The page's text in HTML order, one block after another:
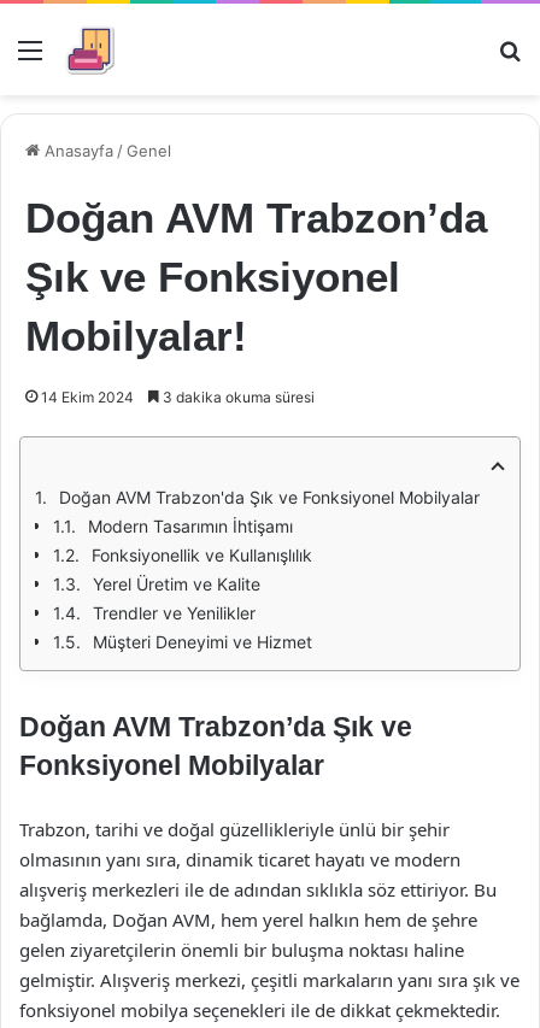
Menü
Anasayfa /Genel
Doğan AVM Trabzon’da
Şık ve Fonksiyonel
Mobilyalar!
14 Ekim 2024 3 dakika okuma süresi
Doğan AVM Trabzon'da Şık ve Fonksiyonel Mobilyalar
Modern Tasarımın İhtişamı
Fonksiyonellik ve Kullanışlılık
Yerel Üretim ve Kalite
Trendler ve Yenilikler
Müşteri Deneyimi ve Hizmet
Doğan AVM Trabzon’da Şık ve
Fonksiyonel Mobilyalar
Trabzon, tarihi ve doğal güzellikleriyle ünlü bir şehir
olmasının yanı sıra, dinamik ticaret hayatı ve modern
alışveriş merkezleri ile de adından sıklıkla söz ettiriyor. Bu
bağlamda, Doğan AVM, hem yerel halkın hem de şehre
gelen ziyaretçilerin önemli bir buluşma noktası haline
gelmiştir. Alışveriş merkezi, çeşitli markaların yanı sıra şık ve
fonksiyonel mobilya seçenekleri ile de dikkat çekmektedir.